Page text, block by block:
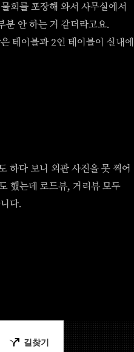
회를 포장해 와서 사무실에서
분 안 하는 거 같더라고요.
테이블과 2인 테이블이 실내에
하다 보니 외관 사진을 못 찍어
했는데 로드뷰, 거리뷰 모두
다.